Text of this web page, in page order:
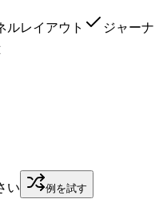
ルレイアウト
ジャーナ
い 例を試す